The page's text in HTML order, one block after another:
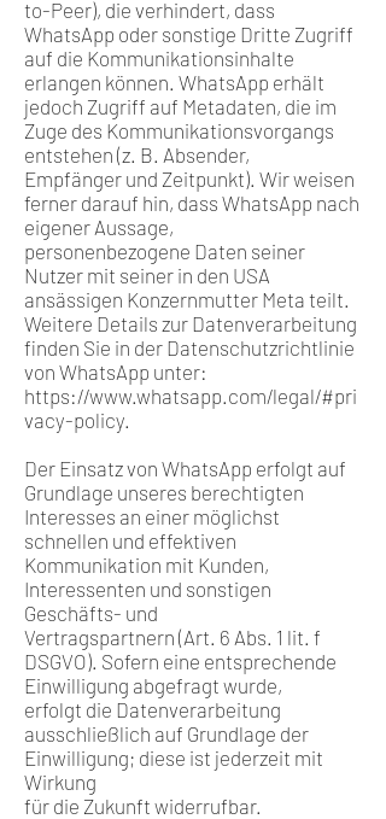
to-Peer), die verhindert, dass
WhatsApp oder sonstige Dritte Zugriff
auf die Kommunikationsinhalte
erlangen können. WhatsApp erhält
jedoch Zugriff auf Metadaten, die im
Zuge des Kommunikationsvorgangs
entstehen (z. B. Absender,
Empfänger und Zeitpunkt). Wir weisen
ferner darauf hin, dass WhatsApp nach
eigener Aussage,
personenbezogene Daten seiner
Nutzer mit seiner in den USA
ansässigen Konzernmutter Meta teilt.
Weitere Details zur Datenverarbeitung
finden Sie in der Datenschutzrichtlinie
von WhatsApp unter:
https://www.whatsapp.com/legal/#pri
vacy-policy.
Der Einsatz von WhatsApp erfolgt auf
Grundlage unseres berechtigten
Interesses an einer möglichst
schnellen und effektiven
Kommunikation mit Kunden,
Interessenten und sonstigen
Geschäfts- und
Vertragspartnern (Art. 6 Abs. 1 lit. f
DSGVO). Sofern eine entsprechende
Einwilligung abgefragt wurde,
erfolgt die Datenverarbeitung
ausschließlich auf Grundlage der
Einwilligung; diese ist jederzeit mit
Wirkung
für die Zukunft widerrufbar.